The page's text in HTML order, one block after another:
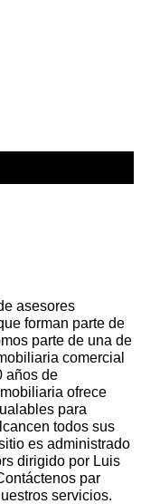
asesores
forman parte de
parte de una de
comercial
años de
ofrece
para
todos sus
es administrado
dirigido por Luis
par
servicios.